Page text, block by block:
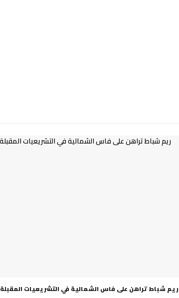
ريم شباط تراهن على فاس الشمالية في التشريعيات المقبلة